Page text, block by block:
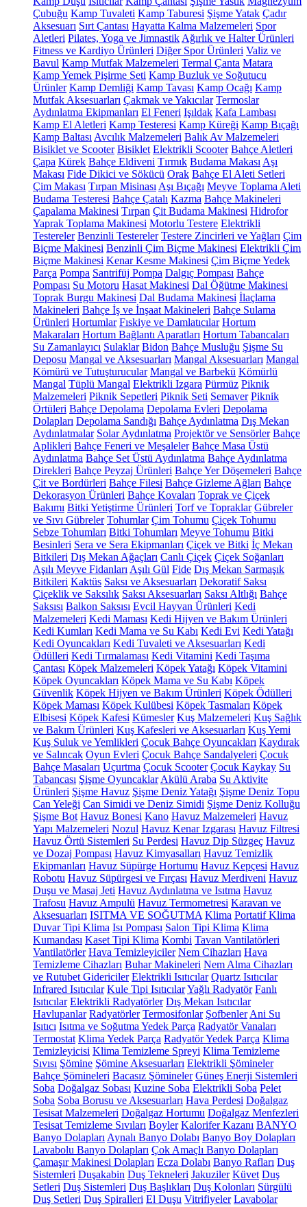
Çubuğu Kamp Tuvaleti Kamp Taburesi Şişme Yatak Çadır
Aksesuarı Sırt Çantası Hayatta Kalma Malzemeleri Spor
Aletleri Pilates, Yoga ve Jimnastik Ağırlık ve Halter Ürünleri
Fitness ve Kardiyo Ürünleri Diğer Spor Ürünleri Valiz ve
Bavul Kamp Mutfak Malzemeleri Termal Çanta Matara
Kamp Yemek Pişirme Seti Kamp Buzluk ve Soğutucu
Ürünler Kamp Demliği Kamp Tavası Kamp Ocağı Kamp
Mutfak Aksesuarları Çakmak ve Yakıcılar Termoslar
Aydınlatma Ekipmanları El Feneri Işıldak Kafa Lambası
Kamp El Aletleri Kamp Testeresi Kamp Küreği Kamp Bıçağı
Kamp Baltası Avcılık Malzemeleri Balık Av Malzemeleri
Bisiklet ve Scooter Bisiklet Elektrikli Scooter Bahçe Aletleri
Çapa Kürek Bahçe Eldiveni Tırmık Budama Makası Aşı
Makası Fide Dikici ve Sökücü Orak Bahçe El Aleti Setleri
Çim Makası Tırpan Misinası Aşı Bıçağı Meyve Toplama Aleti
Budama Testeresi Bahçe Çatalı Kazma Bahçe Makineleri
Çapalama Makinesi Tırpan Çit Budama Makinesi Hidrofor
Yaprak Toplama Makinesi Motorlu Testere Elektrikli
Testereler Benzinli Testereler Testere Zincirleri ve Yağları Çim
Biçme Makinesi Benzinli Çim Biçme Makinesi Elektrikli Çim
Biçme Makinesi Kenar Kesme Makinesi Çim Biçme Yedek
Parça Pompa Santrifüj Pompa Dalgıç Pompası Bahçe
Pompası Su Motoru Hasat Makinesi Dal Öğütme Makinesi
Toprak Burgu Makinesi Dal Budama Makinesi İlaçlama
Makineleri Bahçe İş ve İnşaat Makineleri Bahçe Sulama
Ürünleri Hortumlar Fıskiye ve Damlatıcılar Hortum
Makaraları Hortum Bağlantı Aparatları Hortum Tabancaları
Su Zamanlayıcı Sulaklar Bidon Bahçe Musluğu Şişme Su
Deposu Mangal ve Aksesuarları Mangal Aksesuarları Mangal
Kömürü ve Tutuşturucular Mangal ve Barbekü Kömürlü
Mangal Tüplü Mangal Elektrikli Izgara Pürmüz Piknik
Malzemeleri Piknik Sepetleri Piknik Seti Semaver Piknik
Örtüleri Bahçe Depolama Depolama Evleri Depolama
Dolapları Depolama Sandığı Bahçe Aydınlatma Dış Mekan
Aydınlatmalar Solar Aydınlatma Projektör ve Sensörler Bahçe
Aplikleri Bahçe Feneri ve Meşaleler Bahçe Masa Üstü
Aydınlatma Bahçe Set Üstü Aydınlatma Bahçe Aydınlatma
Direkleri Bahçe Peyzaj Ürünleri Bahçe Yer Döşemeleri Bahçe
Çit ve Bordürleri Bahçe Filesi Bahçe Gizleme Ağları Bahçe
Dekorasyon Ürünleri Bahçe Kovaları Toprak ve Çiçek
Bakımı Bitki Yetiştirme Ürünleri Torf ve Topraklar Gübreler
ve Sıvı Gübreler Tohumlar Çim Tohumu Çiçek Tohumu
Sebze Tohumları Bitki Tohumları Meyve Tohumu Bitki
Besinleri Sera ve Sera Ekipmanları Çiçek ve Bitki İç Mekan
Bitkileri Dış Mekan Ağaçları Canlı Çiçek Çiçek Soğanları
Aşılı Meyve Fidanları Aşılı Gül Fide Dış Mekan Sarmaşık
Bitkileri Kaktüs Saksı ve Aksesuarları Dekoratif Saksı
Çiçeklik ve Saksılık Saksı Aksesuarları Saksı Altlığı Bahçe
Saksısı Balkon Saksısı Evcil Hayvan Ürünleri Kedi
Malzemeleri Kedi Maması Kedi Hijyen ve Bakım Ürünleri
Kedi Kumları Kedi Mama ve Su Kabı Kedi Evi Kedi Yatağı
Kedi Oyuncakları Kedi Tuvaleti ve Aksesuarları Kedi
Ödülleri Kedi Tırmalaması Kedi Vitamini Kedi Taşıma
Çantası Köpek Malzemeleri Köpek Yatağı Köpek Vitamini
Köpek Oyuncakları Köpek Mama ve Su Kabı Köpek
Güvenlik Köpek Hijyen ve Bakım Ürünleri Köpek Ödülleri
Köpek Maması Köpek Kulübesi Köpek Tasmaları Köpek
Elbisesi Köpek Kafesi Kümesler Kuş Malzemeleri Kuş Sağlık
ve Bakım Ürünleri Kuş Kafesleri ve Aksesuarları Kuş Yemi
Kuş Suluk ve Yemlikleri Çocuk Bahçe Oyuncakları Kaydırak
ve Salıncak Oyun Evleri Çocuk Bahçe Sandalyeleri Çocuk
Bahçe Masaları Uçurtma Çocuk Scooter Çocuk Kaykay Su
Tabancası Şişme Oyuncaklar Akülü Araba Su Aktivite
Ürünleri Şişme Havuz Şişme Deniz Yatağı Şişme Deniz Topu
Can Yeleği Can Simidi ve Deniz Simidi Şişme Deniz Kolluğu
Şişme Bot Havuz Bonesi Kano Havuz Malzemeleri Havuz
Yapı Malzemeleri Nozul Havuz Kenar Izgarası Havuz Filtresi
Havuz Örtü Sistemleri Su Perdesi Havuz Dip Süzgeç Havuz
ve Dozaj Pompası Havuz Kimyasalları Havuz Temizlik
Ekipmanları Havuz Süpürge Hortumu Havuz Kepçesi Havuz
Robotu Havuz Süpürgesi ve Fırçası Havuz Merdiveni Havuz
Duşu ve Masaj Jeti Havuz Aydınlatma ve Isıtma Havuz
Trafosu Havuz Ampulü Havuz Termometresi Karavan ve
Aksesuarları ISITMA VE SOĞUTMA Klima Portatif Klima
Duvar Tipi Klima Isı Pompası Salon Tipi Klima Klima
Kumandası Kaset Tipi Klima Kombi Tavan Vantilatörleri
Vantilatörler Hava Temizleyiciler Nem Cihazları Hava
Temizleme Cihazları Buhar Makineleri Nem Alma Cihazları
ve Rutubet Gidericiler Elektrikli Isıtıcılar Quartz Isıtıcılar
Infrared Isıtıcılar Kule Tipi IsıtıcılarYağlı Radyatör Fanlı
Isıtıcılar Elektrikli Radyatörler Dış Mekan Isıtıcılar
Havlupanlar Radyatörler Termosifonlar Şofbenler Ani Su
Isıtıcı Isıtma ve Soğutma Yedek Parça Radyatör Vanaları
Termostat Klima Yedek Parça Radyatör Yedek Parça Klima
Temizleyicisi Klima Temizleme Spreyi Klima Temizleme
Sıvısı Şömine Şömine Aksesuarları Elektrikli Şömineler
Bahçe Şömineleri Bacasız Şömineler Güneş Enerji Sistemleri
Soba Doğalgaz Sobası Kuzine Soba Elektrikli Soba Pelet
Soba Soba Borusu ve Aksesuarları Hava Perdesi Doğalgaz
Tesisat Malzemeleri Doğalgaz Hortumu Doğalgaz Menfezleri
Tesisat Temizleme Sıvıları Boyler Kalorifer Kazanı BANYO
Banyo Dolapları Aynalı Banyo Dolabı Banyo Boy Dolapları
Lavabolu Banyo Dolapları Çok Amaçlı Banyo Dolapları
Çamaşır Makinesi Dolapları Ecza Dolabı Banyo Rafları Duş
Sistemleri Duşakabin Duş Tekneleri Jakuziler Küvet Duş
Setleri Duş Sistemleri Duş Başlıkları Duş Kolonları Sürgülü
Duş Setleri Duş Spiralleri El Duşu Vitrifiyeler Lavabolar